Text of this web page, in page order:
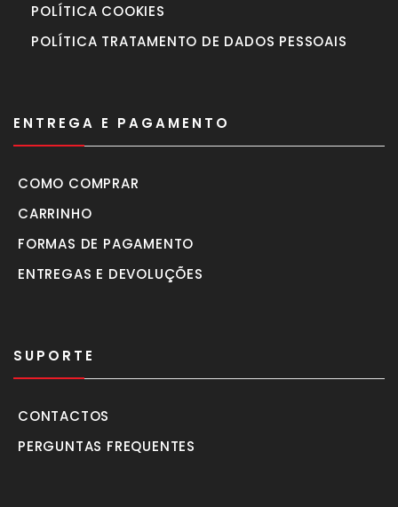
POLÍTICA COOKIES
POLÍTICA TRATAMENTO DE DADOS PESSOAIS
ENTREGA E PAGAMENTO
COMO COMPRAR
CARRINHO
FORMAS DE PAGAMENTO
ENTREGAS E DEVOLUÇÕES
SUPORTE
CONTACTOS
PERGUNTAS FREQUENTES